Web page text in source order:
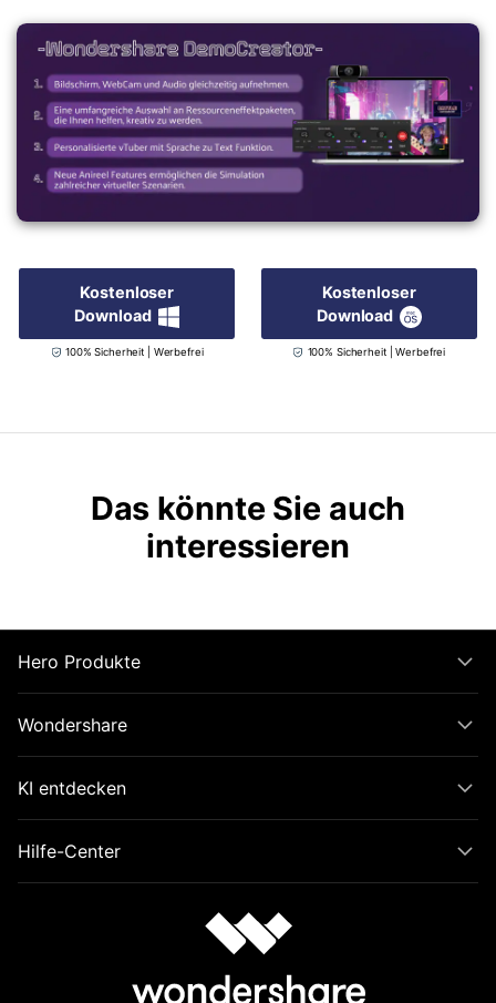
Kostenloser
Download
100% Sicherheit | Werbefrei
Kostenloser
Download
100% Sicherheit | Werbefrei
Das könnte Sie auch
interessieren
Hero Produkte
Wondershare
KI entdecken
Hilfe-Center